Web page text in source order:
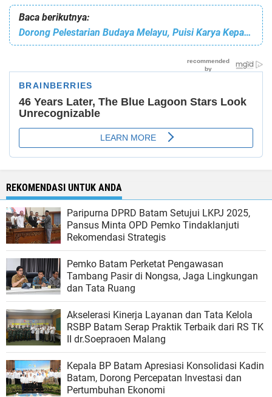
Baca berikutnya:
Dorong Pelestarian Budaya Melayu, Puisi Karya Kepala BP Batam Guncang Panggung KSM ke-26
REKOMENDASI UNTUK ANDA
Paripurna DPRD Batam Setujui LKPJ 2025,
Pansus Minta OPD Pemko Tindaklanjuti
Rekomendasi Strategis
Pemko Batam Perketat Pengawasan
Tambang Pasir di Nongsa, Jaga Lingkungan
dan Tata Ruang
Akselerasi Kinerja Layanan dan Tata Kelola
RSBP Batam Serap Praktik Terbaik dari RS TK
II dr.Soepraoen Malang
Kepala BP Batam Apresiasi Konsolidasi Kadin
Batam, Dorong Percepatan Investasi dan
Pertumbuhan Ekonomi